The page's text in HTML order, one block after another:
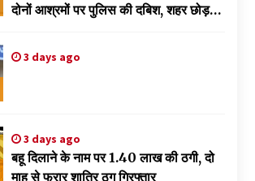
दोनों आश्रमों पर पुलिस की दबिश, शहर छोड़
3 days ago
3 days ago
बहू दिलाने के नाम पर 1.40 लाख की ठगी, दो
माह से फरार शातिर ठग गिरफ्तार